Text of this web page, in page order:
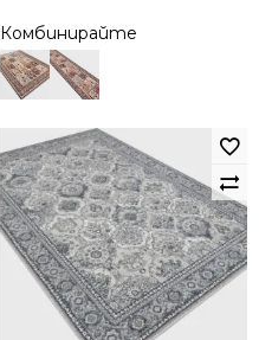
Комбинирайте